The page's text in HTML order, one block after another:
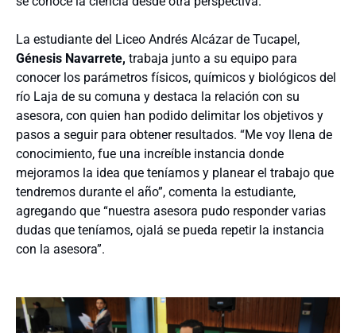
La estudiante del Liceo Andrés Alcázar de Tucapel,
Génesis Navarrete, trabaja junto a su equipo para
conocer los parámetros físicos, químicos y biológicos del
río Laja de su comuna y destaca la relación con su
asesora, con quien han podido delimitar los objetivos y
pasos a seguir para obtener resultados. “Me voy llena de
conocimiento, fue una increíble instancia donde
mejoramos la idea que teníamos y planear el trabajo que
tendremos durante el año”, comenta la estudiante,
agregando que “nuestra asesora pudo responder varias
dudas que teníamos, ojalá se pueda repetir la instancia
con la asesora”.